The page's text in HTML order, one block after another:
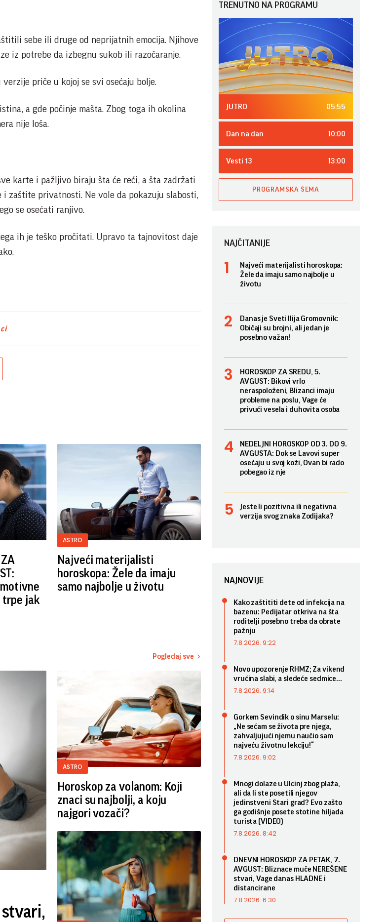
sebe ili druge od neprijatnih emocija. Njihove
iz potrebe da izbegnu sukob ili razočaranje.
priče u kojoj se svi osećaju bolje.
a gde počinje mašta. Zbog toga ih okolina
nije loša.
karte i pažljivo biraju šta će reći, a šta zadržati
i zaštite privatnosti. Ne vole da pokazuju slabosti,
se osećati ranjivo.
ih je teško pročitati. Upravo ta tajnovitost daje
trpe jak
ASTRO
Najveći materijalisti
horoskopa: Žele da imaju
samo najbolje u životu
Pogledaj sve
stvari,
ASTRO
Horoskop za volanom: Koji
znaci su najbolji, a koju
najgori vozači?
TRENUTNO NA PROGRAMU
JUTRO 05:55
Dan na dan 10:00
Vesti 13 13:00
PROGRAMSKA ŠEMA
NAJČITANIJE
Najveći materijalisti horoskopa:
Žele da imaju samo najbolje u
životu
Danas je Sveti Ilija Gromovnik:
Običaji su brojni, ali jedan je
posebno važan!
HOROSKOP ZA SREDU, 5.
AVGUST: Bikovi vrlo
neraspoloženi, Blizanci imaju
probleme na poslu, Vage će
privući vesela i duhovita osoba
NEDELJNI HOROSKOP OD 3. DO 9.
AVGUSTA: Dok se Lavovi super
osećaju u svoj koži, Ovan bi rado
pobegao iz nje
Jeste li pozitivna ili negativna
verzija svog znaka Zodijaka?
NAJNOVIJE
Kako zaštititi dete od infekcija na
bazenu: Pedijatar otkriva na šta
roditelji posebno treba da obrate
pažnju
7.8.2026. 9:22
Novo upozorenje RHMZ; Za vikend
vrućina slabi, a sledeće sedmice...
7.8.2026. 9:14
Gorkem Sevindik o sinu Marselu:
„Ne sećam se života pre njega,
zahvaljujući njemu naučio sam
najveću životnu lekciju!“
7.8.2026. 9:02
Mnogi dolaze u Ulcinj zbog plaža,
ali da li ste posetili njegov
jedinstveni Stari grad? Evo zašto
ga godišnje posete stotine hiljada
turista (VIDEO)
7.8.2026. 8:42
DNEVNI HOROSKOP ZA PETAK, 7.
AVGUST: Bliznace muče NEREŠENE
stvari, Vage danas HLADNE i
distancirane
7.8.2026. 6:30